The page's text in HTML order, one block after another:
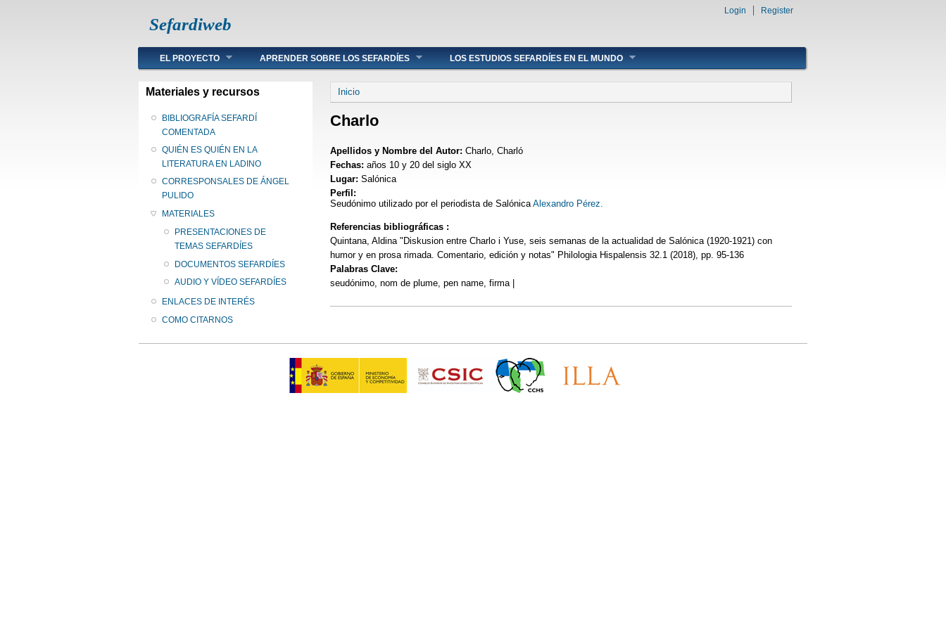
Sefardiweb
Login Register
Main menu
EL PROYECTO APRENDER SOBRE LOS SEFARDÍES LOS ESTUDIOS SEFARDÍES EN EL MUNDO
Materiales y recursos
BIBLIOGRAFÍA SEFARDÍ
COMENTADA
QUIÉN ES QUIÉN EN LA
LITERATURA EN LADINO
CORRESPONSALES DE ÁNGEL
PULIDO
MATERIALES
PRESENTACIONES DE
TEMAS SEFARDÍES
DOCUMENTOS SEFARDÍES
AUDIO Y VÍDEO SEFARDÍES
ENLACES DE INTERÉS
COMO CITARNOS
Se encuentra usted aquí
Inicio
Charlo
Apellidos y Nombre del Autor: Charlo, Charló
Fechas: años 10 y 20 del siglo XX
Lugar: Salónica
Perfil:
Seudónimo utilizado por el periodista de Salónica Alexandro Pérez.
Referencias bibliográficas :
Quintana, Aldina "Diskusion entre Charlo i Yuse, seis semanas de la actualidad de Salónica (1920-1921) con
humor y en prosa rimada. Comentario, edición y notas" Philologia Hispalensis 32.1 (2018), pp. 95-136
Palabras Clave:
seudónimo, nom de plume, pen name, firma |